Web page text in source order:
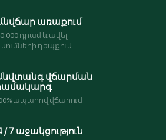
առաքում
դրամ և ավել
դեպքում
վճարման
ապահով վճարում
/ 7 աջակցություն